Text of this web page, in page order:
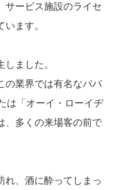
サービス施設のライセ
ます。
ました。
の業界では有名なパパ
は「オーイ・ローイヂ
、多くの来場客の前で
れ、酒に酔ってしまっ